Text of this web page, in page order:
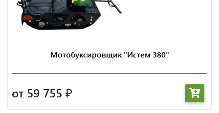
Мотобуксировщик "Истем 380"
от 59 755 ₽